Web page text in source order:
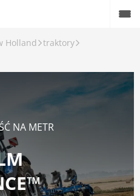
Holland traktory
NA METR